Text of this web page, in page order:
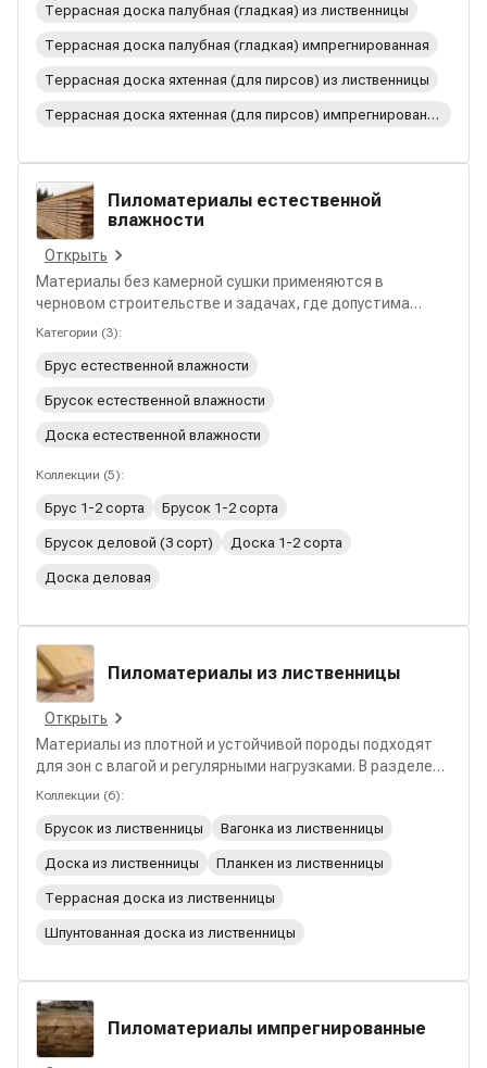
Террасная доска палубная (гладкая) из лиственницы
Террасная доска палубная (гладкая) импрегнированная
Террасная доска яхтенная (для пирсов) из лиственницы
Террасная доска яхтенная (для пирсов) импрегнированная
Пиломатериалы естественной
влажности
Открыть
Материалы без камерной сушки применяются в
черновом строительстве и задачах, где допустима
естественная усадка древесины. В разделе собраны
настилов и вспомогательных работ на строительной
Категории (3):
Брус естественной влажности
Брусок естественной влажности
Доска естественной влажности
Коллекции (5):
Брус 1-2 сорта Брусок 1-2 сорта
Брусок деловой (3 сорт) Доска 1-2 сорта
Доска деловая
Пиломатериалы из лиственницы
Открыть
Материалы из плотной и устойчивой породы подходят
для зон с влагой и регулярными нагрузками. В разделе
представлены решения для террас, фасадов, полов и
геометрию при длительной эксплуатации.
Коллекции (6):
Брусок из лиственницы Вагонка из лиственницы
Доска из лиственницы Планкен из лиственницы
Террасная доска из лиственницы
Шпунтованная доска из лиственницы
Пиломатериалы импрегнированные